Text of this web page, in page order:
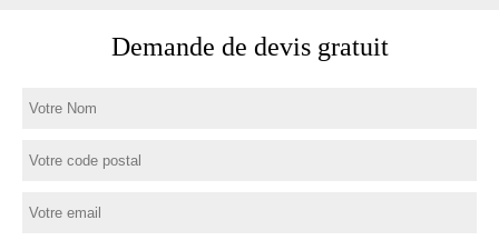
Demande de devis gratuit